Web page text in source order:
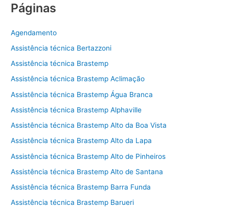
Páginas
Agendamento
Assistência técnica Bertazzoni
Assistência técnica Brastemp
Assistência técnica Brastemp Aclimação
Assistência técnica Brastemp Água Branca
Assistência técnica Brastemp Alphaville
Assistência técnica Brastemp Alto da Boa Vista
Assistência técnica Brastemp Alto da Lapa
Assistência técnica Brastemp Alto de Pinheiros
Assistência técnica Brastemp Alto de Santana
Assistência técnica Brastemp Barra Funda
Assistência técnica Brastemp Barueri